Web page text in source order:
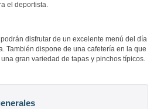
el deportista.
disfrutar de un excelente menú del día
También dispone de una cafetería en la que
gran variedad de tapas y pinchos típicos.